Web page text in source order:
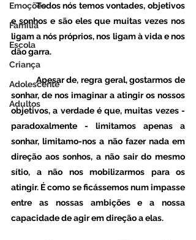
Emoções
Família
Escola
Criança
Adolescente
Adultos
	Todos nós temos vontades, objetivos
e sonhos e são eles que muitas vezes nos
ligam a nós próprios, nos ligam à vida e nos
dão garra.
	Apesar de, regra geral, gostarmos de
sonhar, de nos imaginar a atingir os nossos
objetivos, a verdade é que, muitas vezes -
paradoxalmente - limitamos apenas a
sonhar, limitamo-nos a não fazer nada em
direção aos sonhos, a não sair do mesmo
sítio, a não nos mobilizarmos para os
atingir. É como se ficássemos num impasse
entre as nossas ambições e a nossa
capacidade de agir em direção a elas.